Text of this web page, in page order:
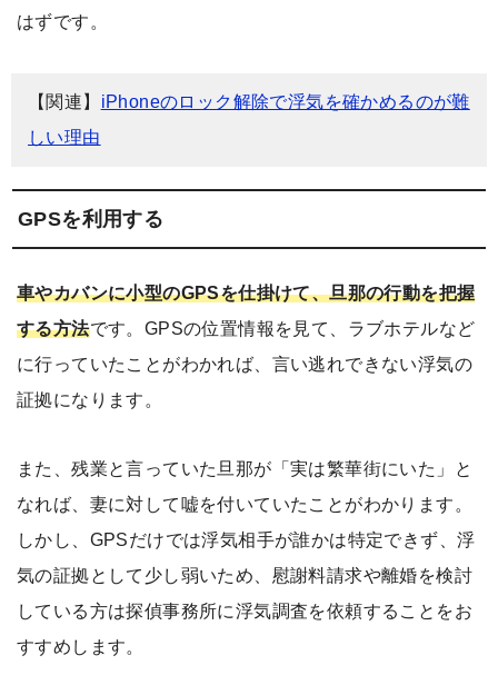
はずです。
【関連】 iPhoneのロック解除で浮気を確かめるのが難
しい理由
GPSを利用する
車やカバンに小型のGPSを仕掛けて、旦那の行動を把握
する方法です。GPSの位置情報を見て、ラブホテルなど
に行っていたことがわかれば、言い逃れできない浮気の
証拠になります。
また、残業と言っていた旦那が「実は繁華街にいた」と
なれば、妻に対して嘘を付いていたことがわかります。
しかし、GPSだけでは浮気相手が誰かは特定できず、浮
気の証拠として少し弱いため、慰謝料請求や離婚を検討
している方は探偵事務所に浮気調査を依頼することをお
すすめします。